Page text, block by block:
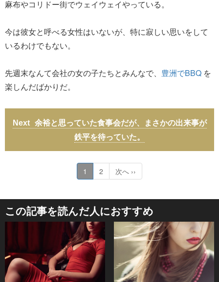
麻布やコリドー街でウェイウェイやっている。
今は彼女と呼べる女性はいないが、特に寂しい思いをして
いるわけでもない。
先週末なんて会社の女の子たちとみんなで、 豊洲でBBQ を
楽しんだばかりだ。
余裕と思っていた食事会だが、まさかの出来事が
鉄平を待っていた。
1 2 次へ ››
この記事を読んだ人におすすめ